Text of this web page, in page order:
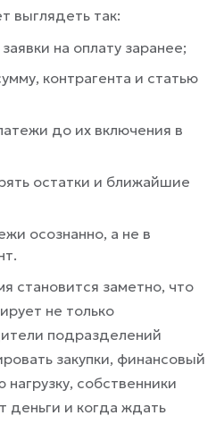
выглядеть так:
на оплату заранее;
контрагента и статью
до их включения в
остатки и ближайшие
осознанно, а не в
становится заметно, что
не только
подразделений
закупки, финансовый
собственники
деньги и когда ждать